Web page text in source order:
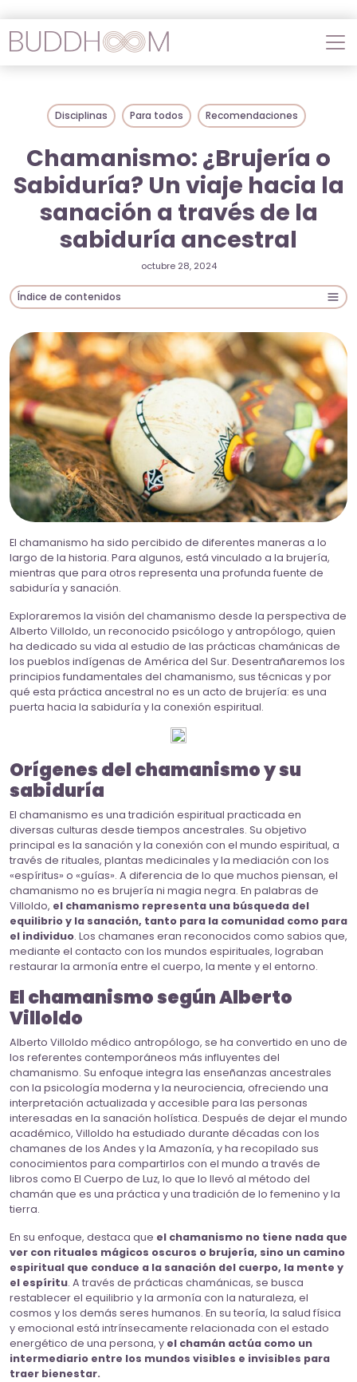
Disciplinas Para todos Recomendaciones
Chamanismo: ¿Brujería o
Sabiduría? Un viaje hacia la
sanación a través de la
sabiduría ancestral
octubre 28, 2024
Índice de contenidos
El chamanismo ha sido percibido de diferentes maneras a lo
largo de la historia. Para algunos, está vinculado a la brujería,
mientras que para otros representa una profunda fuente de
sabiduría y sanación.
Exploraremos la visión del chamanismo desde la perspectiva de
Alberto Villoldo, un reconocido psicólogo y antropólogo, quien
ha dedicado su vida al estudio de las prácticas chamánicas de
los pueblos indígenas de América del Sur. Desentrañaremos los
principios fundamentales del chamanismo, sus técnicas y por
qué esta práctica ancestral no es un acto de brujería: es una
puerta hacia la sabiduría y la conexión espiritual.
Orígenes del chamanismo y su
sabiduría
El chamanismo es una tradición espiritual practicada en
diversas culturas desde tiempos ancestrales. Su objetivo
principal es la sanación y la conexión con el mundo espiritual, a
través de rituales, plantas medicinales y la mediación con los
«espíritus» o «guías». A diferencia de lo que muchos piensan, el
chamanismo no es brujería ni magia negra. En palabras de
Villoldo, el chamanismo representa una búsqueda del
equilibrio y la sanación, tanto para la comunidad como para
el individuo. Los chamanes eran reconocidos como sabios que,
mediante el contacto con los mundos espirituales, lograban
restaurar la armonía entre el cuerpo, la mente y el entorno.
El chamanismo según Alberto
Villoldo
Alberto Villoldo médico antropólogo, se ha convertido en uno de
los referentes contemporáneos más influyentes del
chamanismo. Su enfoque integra las enseñanzas ancestrales
con la psicología moderna y la neurociencia, ofreciendo una
interpretación actualizada y accesible para las personas
interesadas en la sanación holística. Después de dejar el mundo
académico, Villoldo ha estudiado durante décadas con los
chamanes de los Andes y la Amazonía, y ha recopilado sus
conocimientos para compartirlos con el mundo a través de
libros como El Cuerpo de Luz, lo que lo llevó al método del
chamán que es una práctica y una tradición de lo femenino y la
tierra.
En su enfoque, destaca que el chamanismo no tiene nada que
ver con rituales mágicos oscuros o brujería, sino un camino
espiritual que conduce a la sanación del cuerpo, la mente y
el espíritu. A través de prácticas chamánicas, se busca
restablecer el equilibrio y la armonía con la naturaleza, el
cosmos y los demás seres humanos. En su teoría, la salud física
y emocional está intrínsecamente relacionada con el estado
energético de una persona, y el chamán actúa como un
intermediario entre los mundos visibles e invisibles para
traer bienestar.